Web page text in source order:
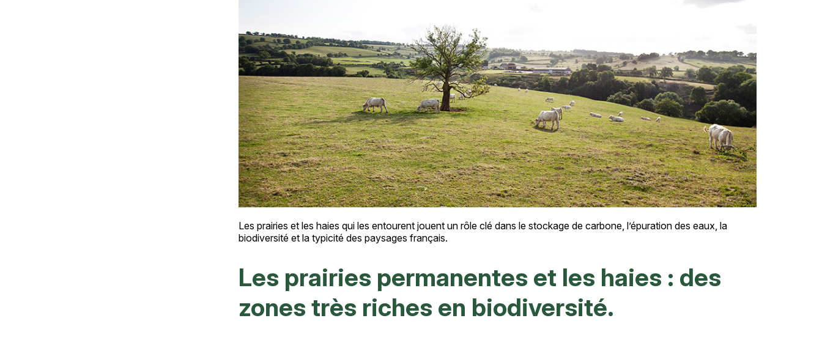
Les prairies et les haies qui les entourent jouent un rôle clé dans le stockage de carbone, l’épuration des eaux, la
biodiversité et la typicité des paysages français.
Les prairies permanentes et les haies : des
zones très riches en biodiversité.